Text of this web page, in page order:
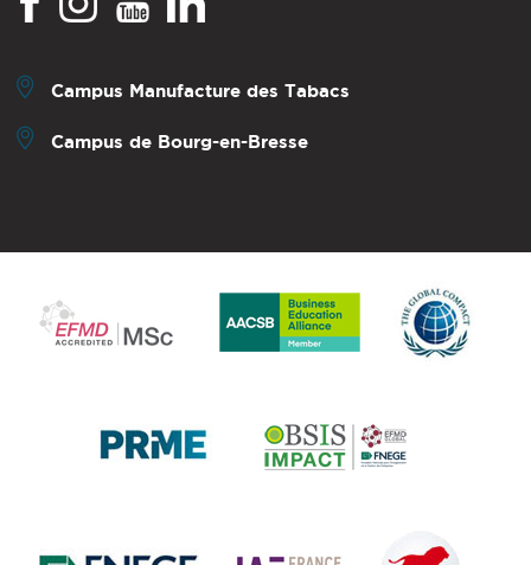
Campus Manufacture des Tabacs
Campus de Bourg-en-Bresse